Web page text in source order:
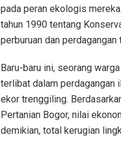
pada peran ekologis
tahun 1990 tentang
perburuan dan
Baru-baru ini, seorang
terlibat dalam perdagangan
ekor trenggiling.
Pertanian Bogor, nilai
demikian, total kerugian